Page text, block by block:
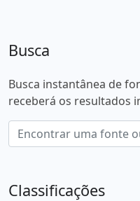
Busca
Busca instantânea de
receberá os resultados
Classificações